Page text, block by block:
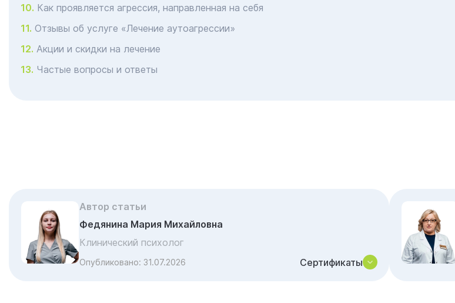
Как проявляется агрессия, направленная на себя
Отзывы об услуге «Лечение аутоагрессии»
Акции и скидки на лечение
Частые вопросы и ответы
Автор статьи
Федянина Мария Михайловна
Клинический психолог
Опубликовано: 31.07.2026 Сертификаты